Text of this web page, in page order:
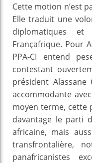
Cette motion n’est
Elle traduit une
diplomatiques
Françafrique. Pour
PPA-CI entend
contestant
président
accommodante
moyen terme, cette
davantage le parti
africaine, mais
transfrontalière,
panafricanistes